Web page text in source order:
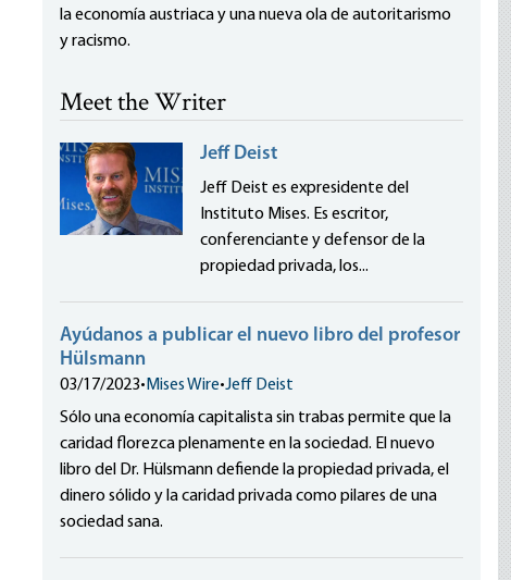
la economía austriaca y una nueva ola de autoritarismo
y racismo.
Meet the Writer
Jeff Deist
Jeff Deist es expresidente del
Instituto Mises. Es escritor,
conferenciante y defensor de la
propiedad privada, los...
Ayúdanos a publicar el nuevo libro del profesor
Hülsmann
03/17/2023• Mises Wire•Jeff Deist
Sólo una economía capitalista sin trabas permite que la
caridad florezca plenamente en la sociedad. El nuevo
libro del Dr. Hülsmann defiende la propiedad privada, el
dinero sólido y la caridad privada como pilares de una
sociedad sana.